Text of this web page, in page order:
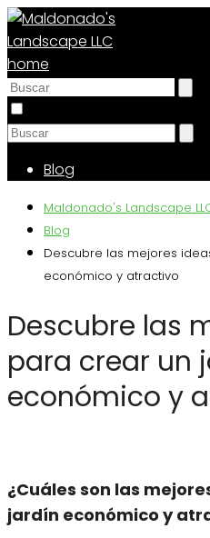
Blog
Maldonado's Landscape
Blog
Descubre las mejores
económico y atractivo
Descubre las
para crear un
económico y
¿Cuáles son las
jardín económico y